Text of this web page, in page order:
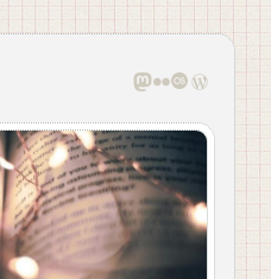
Mastodon
Flickr
Last.fm